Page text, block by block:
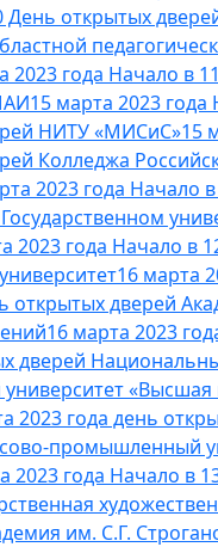
День открытых
2023 года Начало в
15 марта 2023 года
НИТУ «МИСиС»15
Колледжа
2023 года Начало
2023 года Начало в
16 марта
открытых дверей
16 марта 2023
дверей
университет
2023 года день
промышленный
2023 года Начало в
им. С.Г.